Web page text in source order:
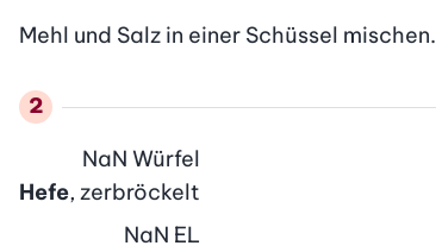
Mehl und Salz in einer Schüssel mischen.
Hefe, zerbröckelt
NaN Würfel
NaN EL